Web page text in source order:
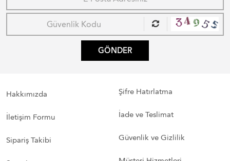
GÖNDER
Hakkımızda
İletişim Formu
Sipariş Takibi
Şifre Hatırlatma
İade ve Teslimat
Güvenlik ve Gizlilik